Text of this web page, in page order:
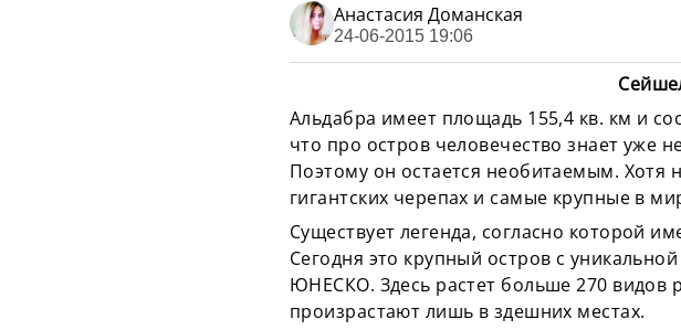
Анастасия Доманская
24-06-2015 19:06
Альдабра имеет площадь 155,4 кв. км и
что про остров человечество знает уже
Поэтому он остается необитаемым. Хотя
гигантских черепах и самые крупные в
Существует легенда, согласно которой
Сегодня это крупный остров с
ЮНЕСКО. Здесь растет больше 270 видов
произрастают лишь в здешних местах.